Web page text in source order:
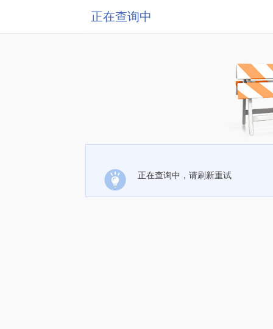
正在查询中
正在查询中，请刷新重试